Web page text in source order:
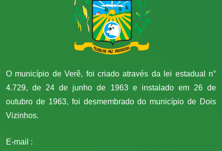
O município de Verê, foi criado através da lei estadual n°
4.729, de 24 de junho de 1963 e instalado em 26 de
outubro de 1963, foi desmembrado do município de Dois
Vizinhos.
E-mail :